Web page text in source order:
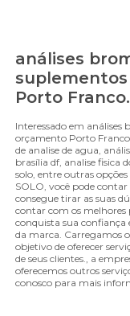
análises
Porto
Interessado em
orçamento Porto
de analise de agua,
brasília df, analise fisica
solo, entre outras
SOLO, você pode
consegue tirar as suas
contar com os melhores
conquista sua confiança
da marca. Carregamos
objetivo de oferecer
de seus clientes., a
oferecemos outros
conosco para mais